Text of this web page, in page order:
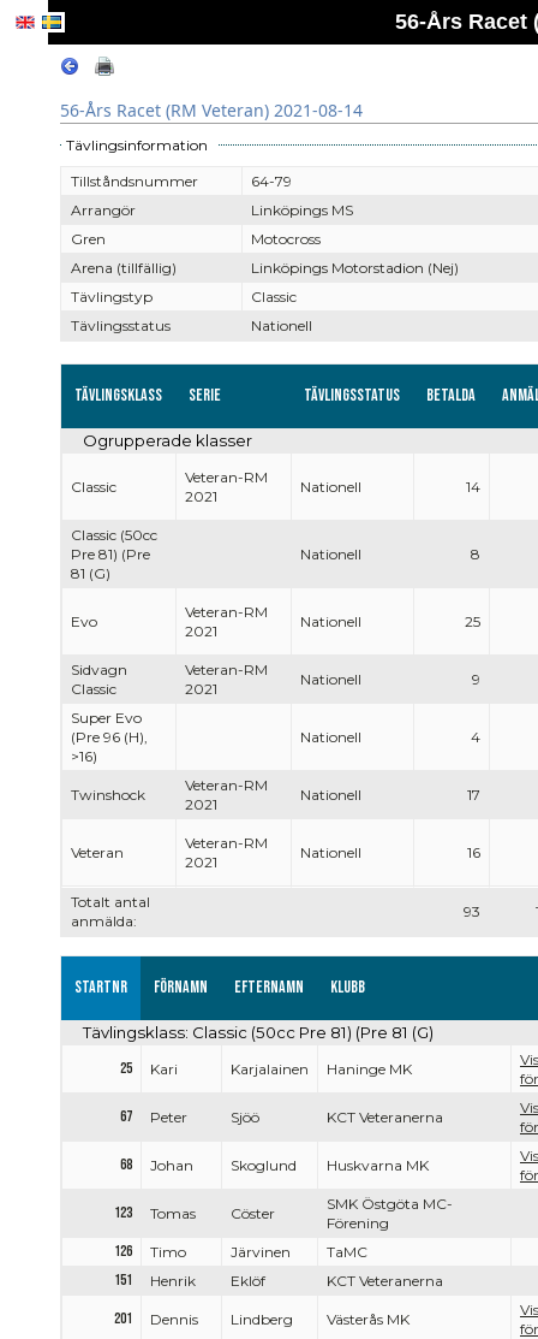
56-Års Racet
56-Års Racet (RM Veteran) 2021-08-14
Tävlingsinformation
Tillståndsnummer
64-79
Arrangör
Linköpings MS
Gren
Motocross
Arena (tillfällig)
Linköpings Motorstadion (Nej)
Tävlingstyp
Classic
Tävlingsstatus
Nationell
Tävlingsklass Serie Tävlingsstatus Betalda
Totalt antal
anmälda:
93
Ogrupperade klasser
Classic
Veteran-RM
2021
Nationell 14
Classic (50cc
Pre 81) (Pre
81 (G)
Nationell 8
Evo
Veteran-RM
2021
Nationell 25
Sidvagn
Classic
Veteran-RM
2021
Nationell 9
Super Evo
(Pre 96 (H),
>16)
Nationell 4
Twinshock
Veteran-RM
2021
Nationell 17
Veteran
Veteran-RM
2021
Nationell 16
Startnr Förnamn Efternamn Klubb
Tävlingsklass: Classic (50cc Pre 81) (Pre 81 (G)
25 Kari Karjalainen Haninge MK
67 Peter Sjöö KCT Veteranerna
68 Johan Skoglund Huskvarna MK
123 Tomas Cöster
SMK Östgöta MC-
Förening
126
Timo Järvinen
TaMC
151
Henrik Eklöf KCT Veteranerna
201 Dennis Lindberg Västerås MK